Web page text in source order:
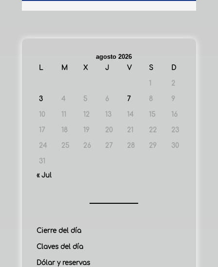
agosto 2026
L
M X J V S D
1 2
3 4 5 6 7 8 9
10 11 12 13 14 15 16
17 18 19 20 21 22 23
24 25 26 27 28 29 30
31
« Jul
Cierre del día
Claves del día
Dólar y reservas